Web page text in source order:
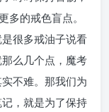
多的戒色盲点。
很多戒油子说看
么几个点，魔考
不难。那我们为
，就是为了保持